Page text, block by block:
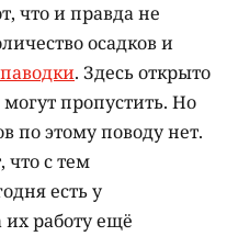
что и правда не
осадков и
. Здесь открыто
пропустить. Но
по этому поводу нет.
с тем
есть у
их работу ещё